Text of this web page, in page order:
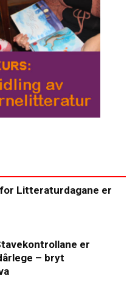
Litteraturdagane er
er
– bryt